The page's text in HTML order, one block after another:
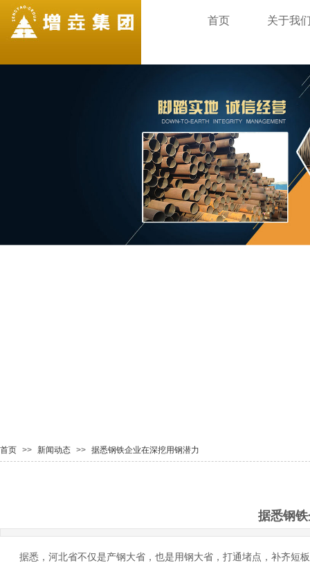
首页 关于我
首页 >> 新闻动态 >> 据悉钢铁企业在深挖用钢潜力
据悉钢
据悉，河北省不仅是产钢大省，也是用钢大省，打通堵点，补齐短